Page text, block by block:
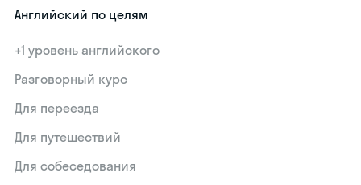
Английский по целям
+1 уровень английского
Разговорный курс
Для переезда
Для путешествий
Для собеседования